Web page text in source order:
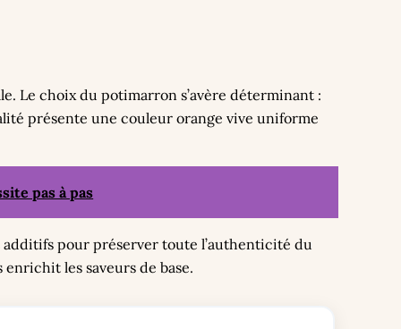
Le choix du potimarron s’avère déterminant :
présente une couleur orange vive uniforme
pas à pas
pour préserver toute l’authenticité du
les saveurs de base.